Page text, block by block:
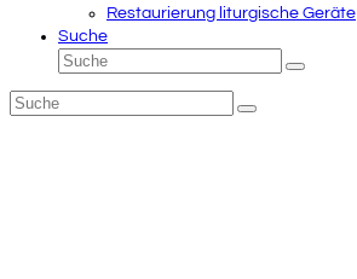
Restaurierung liturgische Geräte
Suche
Suche
Senden
Suche
Senden